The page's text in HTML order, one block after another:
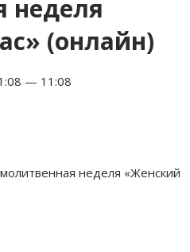
неделя
(онлайн)
— 11:08
неделя «Женский